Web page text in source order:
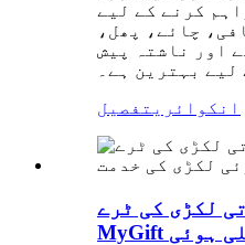
کرنے کے لیے
چائے، پھل،
اور ناشتہ پیش
لیے بہترین ہے۔
انکوائری تفصیل
لکڑی کی ٹرے
MyGift دہاتی سفید دھلی ہوئی